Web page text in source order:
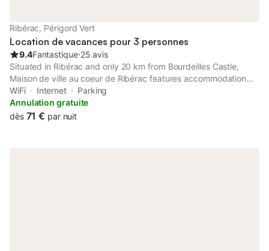
Ribérac, Périgord Vert
Location de vacances pour 3 personnes
9.4Fantastique⋅25 avis
Situated in Ribérac and only 20 km from Bourdeilles Castle,
Maison de ville au coeur de Ribérac features accommodation
with garden views, free WiFi and free private parking. The
property has inner courtyard views.
WiFi Internet
Parking
Annulation gratuite
dès 71 € par nuit